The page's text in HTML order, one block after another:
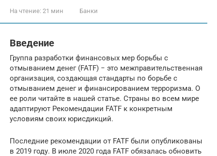
На чтение: 21 мин Банки
Введение
Группа разработки финансовых мер борьбы с
отмыванием денег (FATF) − это межправительственная
организация, создающая стандарты по борьбе с
отмыванием денег и финансированием терроризма. О
ее роли читайте в нашей статье. Страны во всем мире
адаптируют Рекомендации FATF к конкретным
условиям своих юрисдикций.
Последние рекомендации от FATF были опубликованы
в 2019 году. В июле 2020 года FATF обязалась обновить